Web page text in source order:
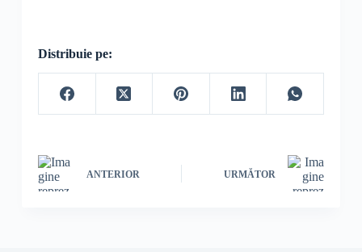
Distribuie pe:
ANTERIOR URMĂTOR